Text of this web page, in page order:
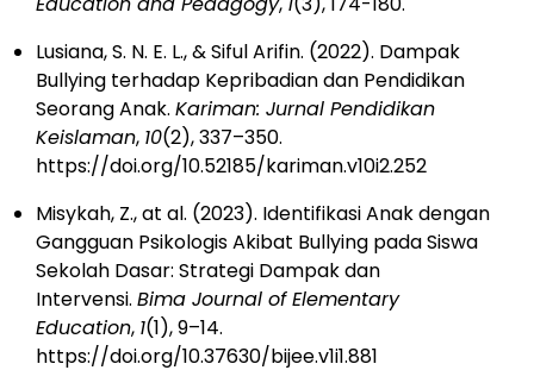
Lusiana, S. N. E. L., & Siful Arifin. (2022). Dampak
Bullying terhadap Kepribadian dan Pendidikan
Seorang Anak. Kariman: Jurnal Pendidikan
Keislaman, 10(2), 337–350.
https://doi.org/10.52185/kariman.v10i2.252
Misykah, Z., at al. (2023). Identifikasi Anak dengan
Gangguan Psikologis Akibat Bullying pada Siswa
Sekolah Dasar: Strategi Dampak dan
Intervensi. Bima Journal of Elementary
Education, 1(1), 9–14.
https://doi.org/10.37630/bijee.v1i1.881